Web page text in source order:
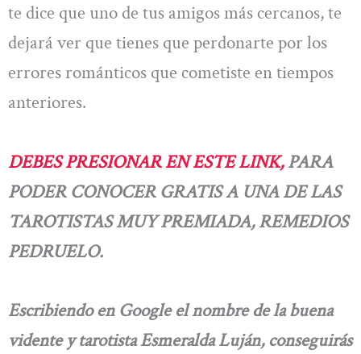
te dice que uno de tus amigos más cercanos, te
dejará ver que tienes que perdonarte por los
errores románticos que cometiste en tiempos
anteriores.
DEBES PRESIONAR EN ESTE LINK,PARA
PODER CONOCER GRATIS A UNA DE LAS
TAROTISTAS MUY PREMIADA, REMEDIOS
PEDRUELO.
Escribiendo en Google el nombre de la buena
vidente y tarotista Esmeralda Luján, conseguirás